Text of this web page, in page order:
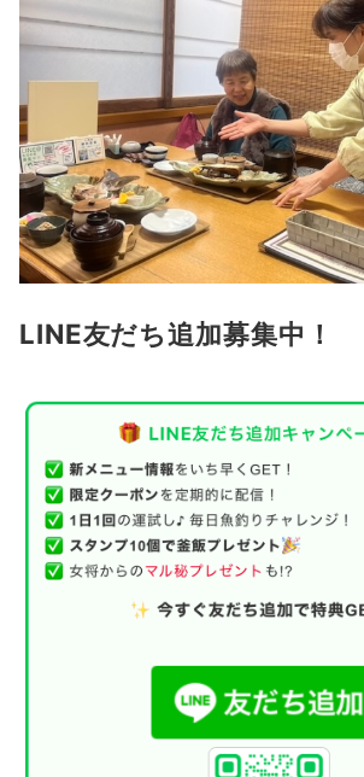
LINE友だち追加募集中！